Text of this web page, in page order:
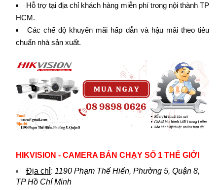
Hỗ trợ tại địa chỉ khách hàng miễn phí trong nội thành TP
HCM.
Các chế độ khuyến mãi hấp dẫn và hậu mãi theo tiêu
chuẩn nhà sản xuất.
HIKVISION - CAMERA BÁN CHẠY SỐ 1 THẾ GIỚI
Địa chỉ: 1190 Phạm Thế Hiển, Phường 5, Quận 8,
TP Hồ Chí Minh